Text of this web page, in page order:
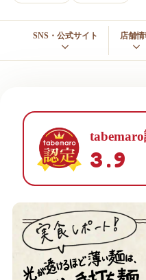
SNS・公式サイト 店舗情
3.9